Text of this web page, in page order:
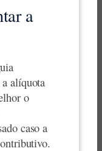
a
alíquota
o
caso a